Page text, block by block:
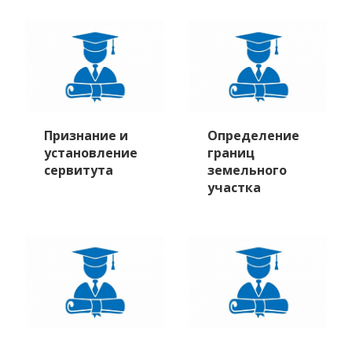
Признание и
установление
сервитута
Определение
границ
земельного
участка